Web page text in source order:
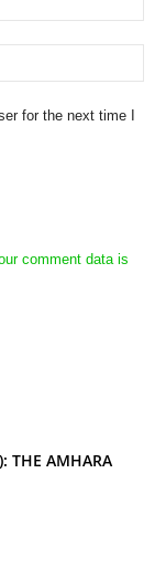
for the next time I
comment data is
THE AMHARA